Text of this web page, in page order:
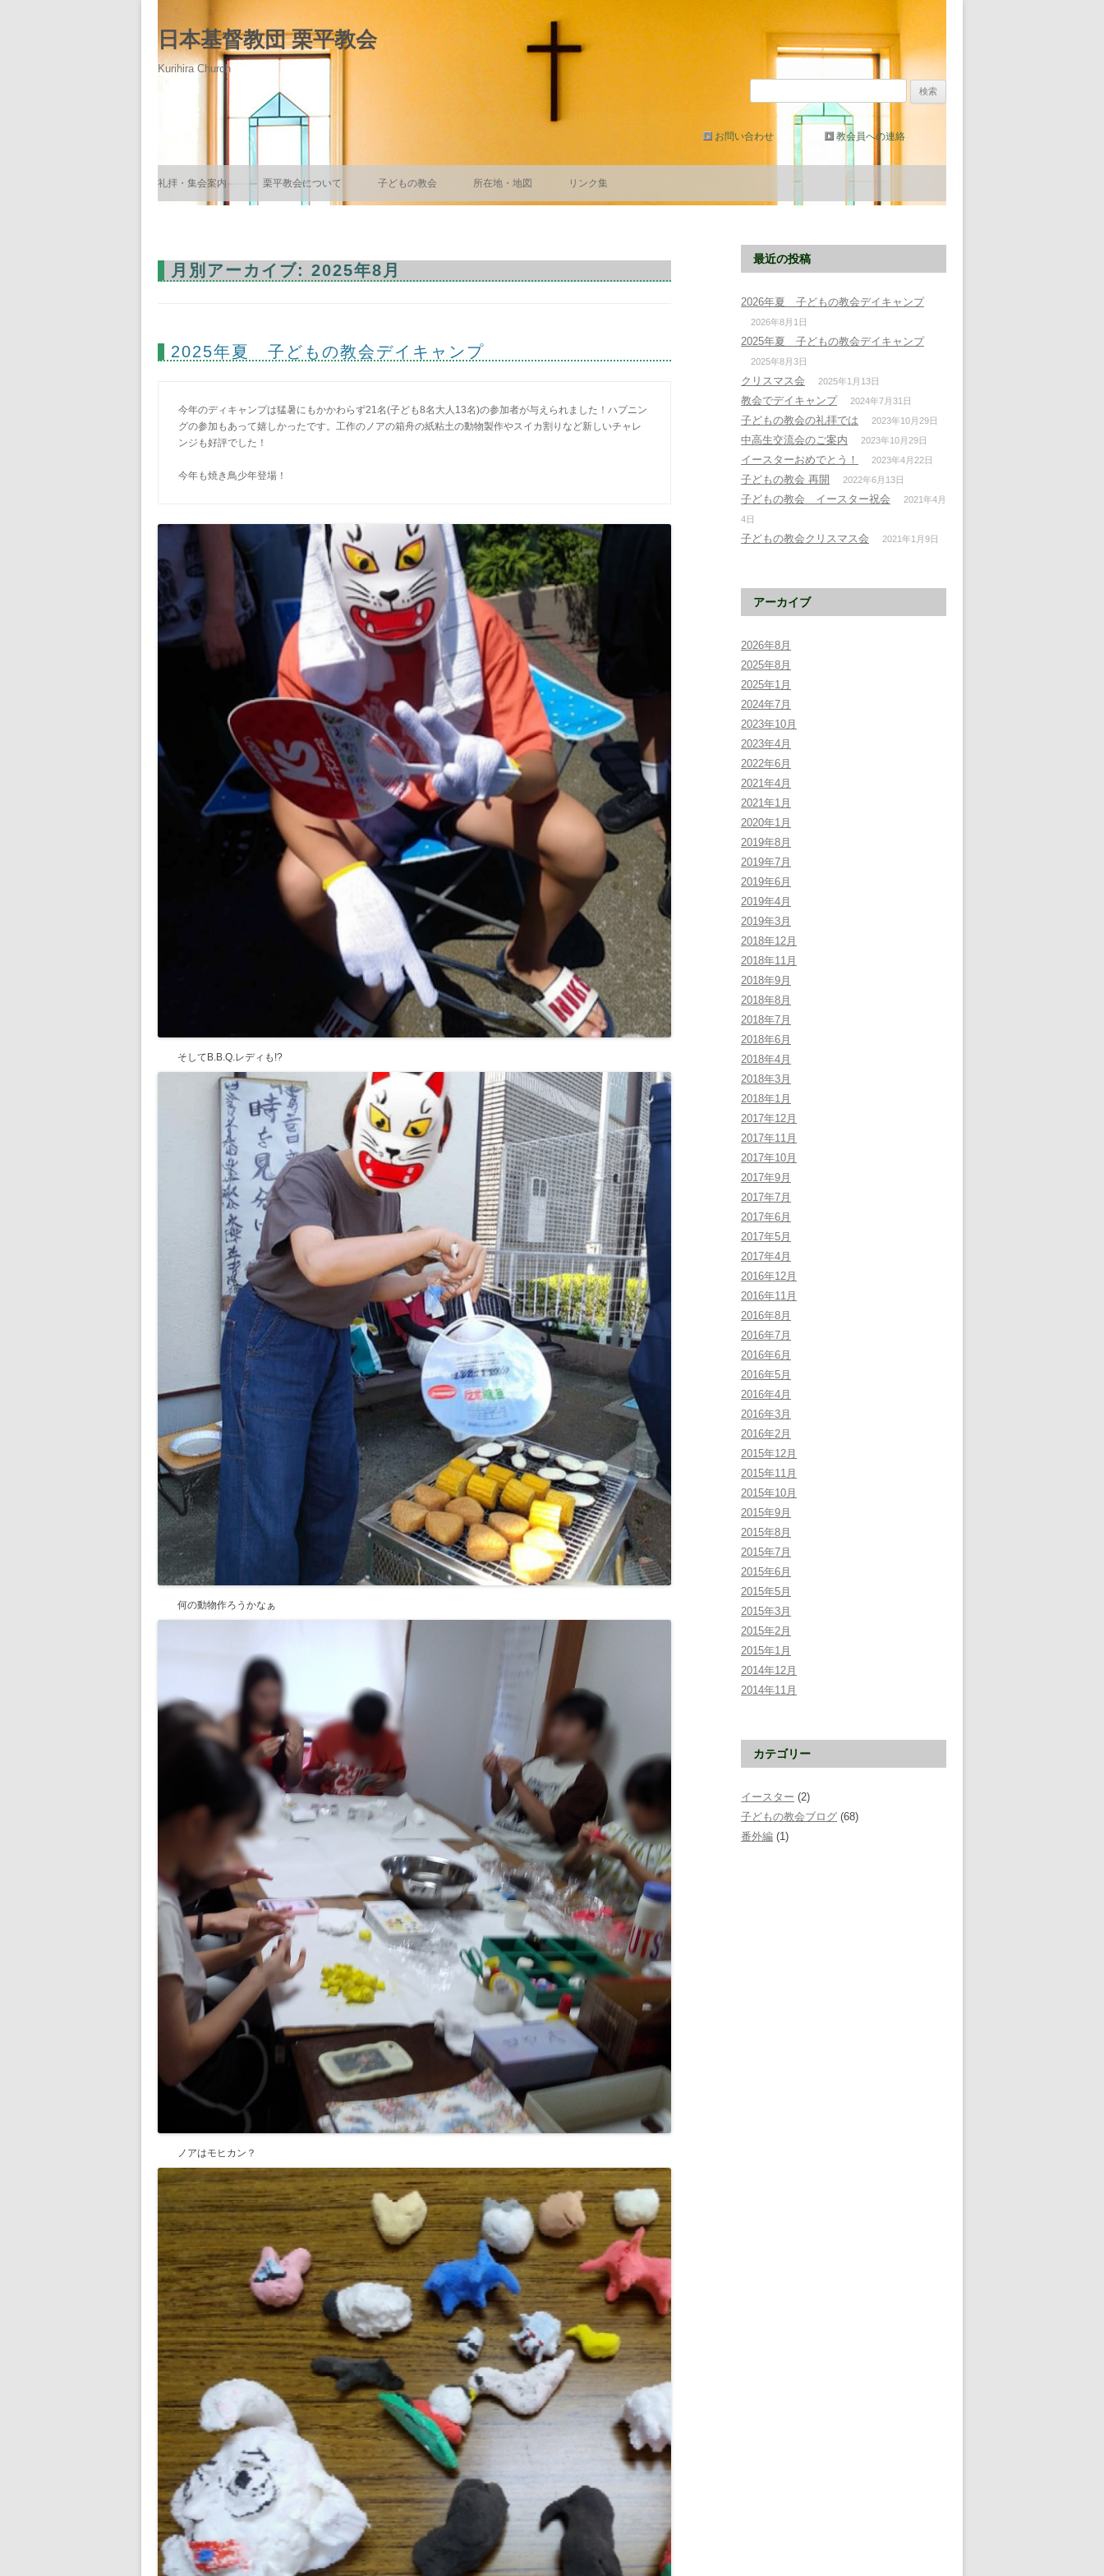
日本基督教団 栗平教会
Kurihira Church
検
教会員への連絡
お問い合わせ
ン
ッ
礼拝・集会案内
信仰告白
栗平教会について
教会墓地
子どもの教会 所在地・地図 リンク集
月別アーカイブ: 2025年8月
2025年夏 子どもの教会デイキャンプ
今年のディキャンプは猛暑にもかかわらず21名(子ども8名大人13名)の参加者が与えられました！ハプニン
グの参加もあって嬉しかったです。工作のノアの箱舟の紙粘土の動物製作やスイカ割りなど新しいチャレ
ンジも好評でした！
今年も焼き鳥少年登場！
そしてB.B.Q.レディも!?
何の動物作ろうかなぁ
ノアはモヒカン？
最近の投稿
2026年夏 子どもの教会デイキャンプ
2026年8月1日
2025年夏 子どもの教会デイキャンプ
2025年8月3日
クリスマス会 2025年1月13日
教会でデイキャンプ 2024年7月31日
子どもの教会の礼拝では 2023年10月29日
中高生交流会のご案内 2023年10月29日
イースターおめでとう！ 2023年4月22日
子どもの教会 再開 2022年6月13日
子どもの教会 イースター祝会
2021年4月
4日
子どもの教会クリスマス会 2021年1月9日
アーカイブ
2026年8月
2025年8月
2025年1月
2024年7月
2023年10月
2023年4月
2022年6月
2021年4月
2021年1月
2020年1月
2019年8月
2019年7月
2019年6月
2019年4月
2019年3月
2018年12月
2018年11月
2018年9月
2018年8月
2018年7月
2018年6月
2018年4月
2018年3月
2018年1月
2017年12月
2017年11月
2017年10月
2017年9月
2017年7月
2017年6月
2017年5月
2017年4月
2016年12月
2016年11月
2016年8月
2016年7月
2016年6月
2016年5月
2016年4月
2016年3月
2016年2月
2015年12月
2015年11月
2015年10月
2015年9月
2015年8月
2015年7月
2015年6月
2015年5月
2015年3月
2015年2月
2015年1月
2014年12月
2014年11月
カテゴリー
イースター (2)
子どもの教会ブログ (68)
番外編 (1)